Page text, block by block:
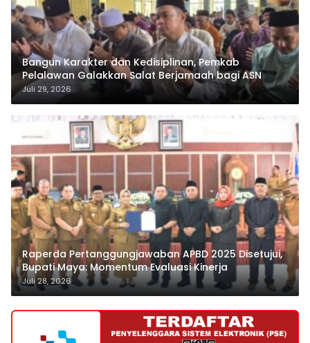
Bangun Karakter dan Kedisiplinan, Pemkab
Pelalawan Galakkan Salat Berjamaah bagi ASN
Juli 29, 2026
Raperda Pertanggungjawaban APBD 2025 Disetujui,
Bupati Maya: Momentum Evaluasi Kinerja
Juli 28, 2026